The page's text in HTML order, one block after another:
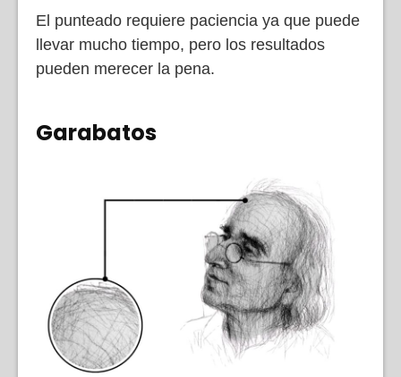
El punteado requiere paciencia ya que puede
llevar mucho tiempo, pero los resultados
pueden merecer la pena.
Garabatos